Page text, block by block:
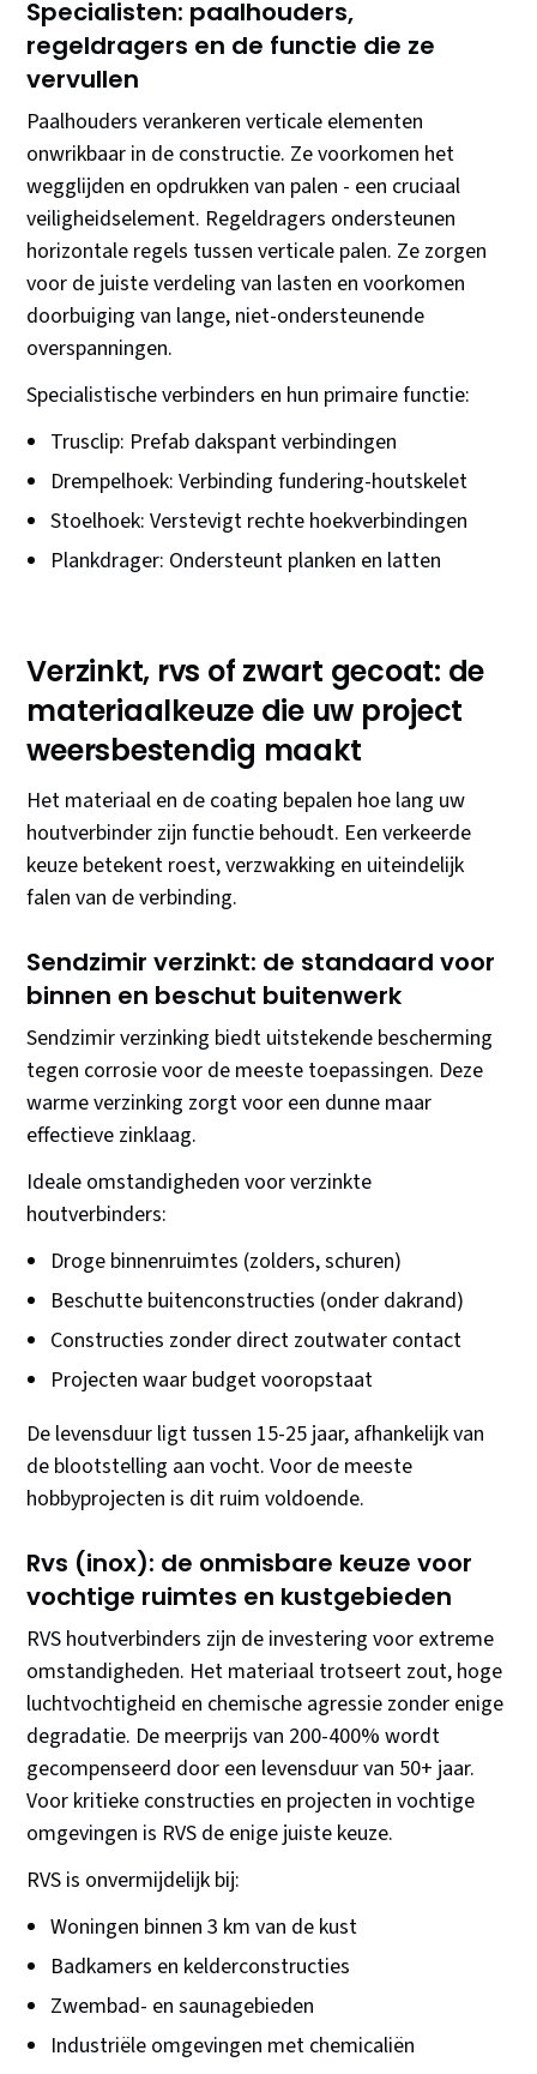
Specialisten: paalhouders,
regeldragers en de functie die ze
vervullen
Paalhouders verankeren verticale elementen
onwrikbaar in de constructie. Ze voorkomen het
wegglijden en opdrukken van palen - een cruciaal
veiligheidselement. Regeldragers ondersteunen
horizontale regels tussen verticale palen. Ze zorgen
voor de juiste verdeling van lasten en voorkomen
doorbuiging van lange, niet-ondersteunende
overspanningen.
Specialistische verbinders en hun primaire functie:
Trusclip: Prefab dakspant verbindingen
Drempelhoek: Verbinding fundering-houtskelet
Stoelhoek: Verstevigt rechte hoekverbindingen
Plankdrager: Ondersteunt planken en latten
Verzinkt, rvs of zwart gecoat: de
materiaalkeuze die uw project
weersbestendig maakt
Het materiaal en de coating bepalen hoe lang uw
houtverbinder zijn functie behoudt. Een verkeerde
keuze betekent roest, verzwakking en uiteindelijk
falen van de verbinding.
Sendzimir verzinkt: de standaard voor
binnen en beschut buitenwerk
Sendzimir verzinking biedt uitstekende bescherming
tegen corrosie voor de meeste toepassingen. Deze
warme verzinking zorgt voor een dunne maar
effectieve zinklaag.
Ideale omstandigheden voor verzinkte
houtverbinders:
Droge binnenruimtes (zolders, schuren)
Beschutte buitenconstructies (onder dakrand)
Constructies zonder direct zoutwater contact
Projecten waar budget vooropstaat
De levensduur ligt tussen 15-25 jaar, afhankelijk van
de blootstelling aan vocht. Voor de meeste
hobbyprojecten is dit ruim voldoende.
Rvs (inox): de onmisbare keuze voor
vochtige ruimtes en kustgebieden
RVS houtverbinders zijn de investering voor extreme
omstandigheden. Het materiaal trotseert zout, hoge
luchtvochtigheid en chemische agressie zonder enige
degradatie. De meerprijs van 200-400% wordt
gecompenseerd door een levensduur van 50+ jaar.
Voor kritieke constructies en projecten in vochtige
omgevingen is RVS de enige juiste keuze.
RVS is onvermijdelijk bij:
Woningen binnen 3 km van de kust
Badkamers en kelderconstructies
Zwembad- en saunagebieden
Industriële omgevingen met chemicaliën